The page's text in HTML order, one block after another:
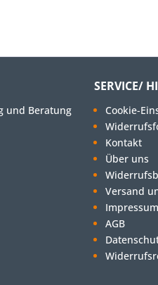
und Beratung
SERVICE/
Cookie-
Kontakt
Über uns
Versand
Impressum
AGB